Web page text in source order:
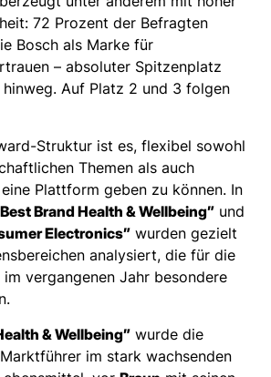
72 Prozent der Befragten
Bosch als Marke für
– absoluter Spitzenplatz
hinweg. Auf Platz 2 und 3 folgen
Struktur ist es, flexibel sowohl
Themen als auch
Plattform geben zu können. In
Brand Health & Wellbeing” und
Electronics” wurden gezielt
analysiert, die für die
im vergangenen Jahr besondere
& Wellbeing” wurde die
im stark wachsenden